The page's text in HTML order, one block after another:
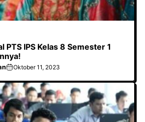
PTS IPS Kelas 8 Semester 1
Oktober 11, 2023